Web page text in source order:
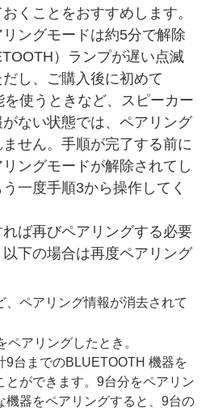
くことをおすすめします。
ングモードは約5分で解除
）ランプが遅い点滅
し、ご購入後に初めて
使うときなど、スピーカー
ない状態では、ペアリング
せん。手順が完了する前に
ングモードが解除されてし
一度手順3から操作してく
ば再びペアリングする必要
下の場合は再度ペアリング
、ペアリング情報が消去されて
ペアリングしたとき。
9台までのBLUETOOTH 機器を
とができます。9台分をペアリン
機器をペアリングすると、9台の